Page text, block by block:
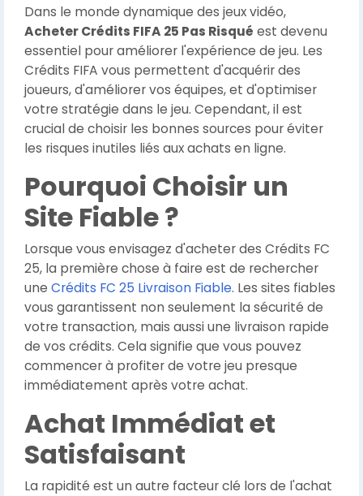
Dans le monde dynamique des jeux vidéo,
Acheter Crédits FIFA 25 Pas Risqué est devenu
essentiel pour améliorer l'expérience de jeu. Les
Crédits FIFA vous permettent d'acquérir des
joueurs, d'améliorer vos équipes, et d'optimiser
votre stratégie dans le jeu. Cependant, il est
crucial de choisir les bonnes sources pour éviter
les risques inutiles liés aux achats en ligne.
Pourquoi Choisir un
Site Fiable ?
Lorsque vous envisagez d'acheter des Crédits FC
25, la première chose à faire est de rechercher
une Crédits FC 25 Livraison Fiable. Les sites fiables
vous garantissent non seulement la sécurité de
votre transaction, mais aussi une livraison rapide
de vos crédits. Cela signifie que vous pouvez
commencer à profiter de votre jeu presque
immédiatement après votre achat.
Achat Immédiat et
Satisfaisant
La rapidité est un autre facteur clé lors de l'achat